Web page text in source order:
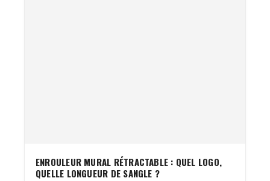
ENROULEUR MURAL RÉTRACTABLE : QUEL LOGO,
QUELLE LONGUEUR DE SANGLE ?